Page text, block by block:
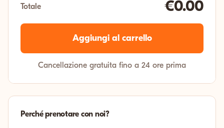
Totale €0.00
Aggiungi al carrello
Cancellazione gratuita fino a 24 ore prima
Perché prenotare con noi?